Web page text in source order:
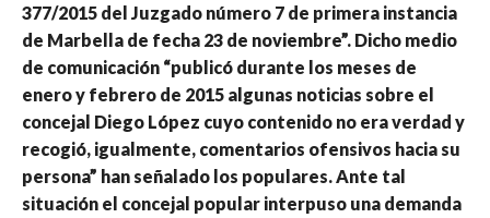
377/2015 del Juzgado número 7 de primera instancia
de Marbella de fecha 23 de noviembre”. Dicho medio
de comunicación “publicó durante los meses de
enero y febrero de 2015 algunas noticias sobre el
concejal Diego López cuyo contenido no era verdad y
recogió, igualmente, comentarios ofensivos hacia su
persona” han señalado los populares. Ante tal
situación el concejal popular interpuso una demanda